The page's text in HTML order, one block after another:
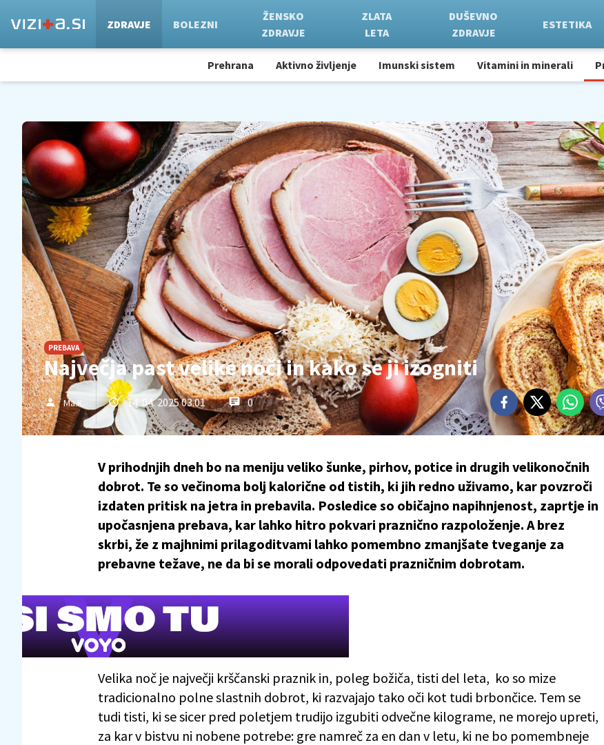
ZDRAVJE BOLEZNI
ŽENSKO
ZDRAVJE
ZLATA
LETA
DUŠEVNO
ZDRAVJE
ESTETIKA
Prehrana Aktivno življenje Imunski sistem Vitamini in minerali
PREBAVA
Največja past velike noči in kako se ji izogniti
Ma.K. 14. 04. 2025 03.01 0
V prihodnjih dneh bo na meniju veliko šunke, pirhov, potice in drugih velikonočnih
dobrot. Te so večinoma bolj kalorične od tistih, ki jih redno uživamo, kar povzroči
izdaten pritisk na jetra in prebavila. Posledice so običajno napihnjenost, zaprtje in
upočasnjena prebava, kar lahko hitro pokvari praznično razpoloženje. A brez
skrbi, že z majhnimi prilagoditvami lahko pomembno zmanjšate tveganje za
prebavne težave, ne da bi se morali odpovedati prazničnim dobrotam.
Velika noč je največji krščanski praznik in, poleg božiča, tisti del leta, ko so mize
tradicionalno polne slastnih dobrot, ki razvajajo tako oči kot tudi brbončice. Tem se
tudi tisti, ki se sicer pred poletjem trudijo izgubiti odvečne kilograme, ne morejo upreti,
za kar v bistvu ni nobene potrebe: gre namreč za en dan v letu, ki ne bo pomembneje